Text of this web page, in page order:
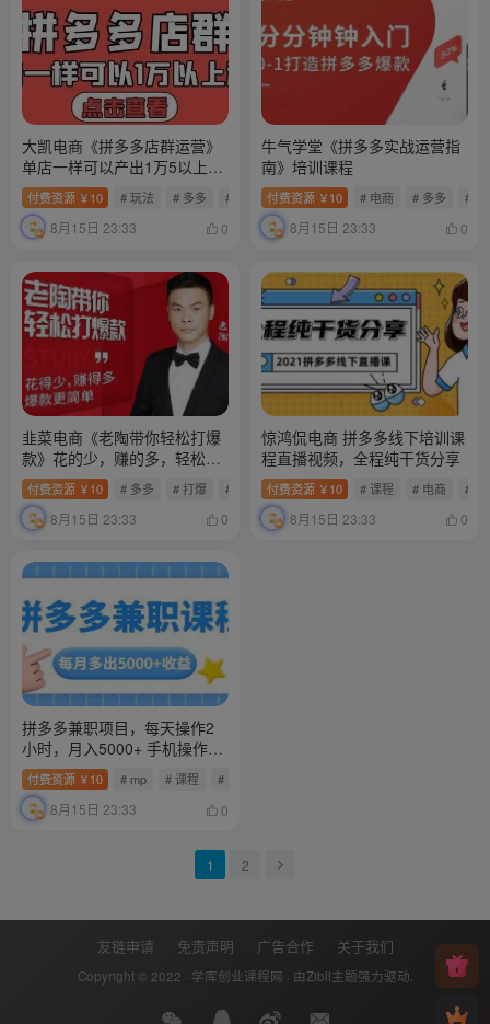
大凯电商《拼多多店群运营》
单店一样可以产出1万5以上利
润付费资源 ￥ 10 # 玩法 # 多多 # 大凯
8月15日 23:33 0
牛气学堂《拼多多实战运营指
南》培训课程
付费资源 ￥ 10 # 电商 # 多多 # 平
8月15日 23:33 0
韭菜电商《老陶带你轻松打爆
款》花的少，赚的多，轻松玩
赚拼多多
付费资源 ￥ 10 # 多多 # 打爆 # 轻松
8月15日 23:33 0
惊鸿侃电商 拼多多线下培训课
程直播视频，全程纯干货分享
付费资源 ￥ 10 # 课程 # 电商 # 多
8月15日 23:33 0
拼多多兼职项目，每天操作2
小时，月入5000+ 手机操作即
可付费资源 ￥ 10 # mp # 课程 # 多多
8月15日 23:33 0
1 2
友链申请 免责声明 广告合作 关于我们
Copyright © 2022 · 学库创业课程网 · 由Zibll主题强力驱动.